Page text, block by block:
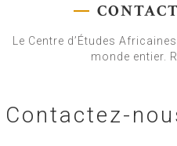
Le Centre d’Études
monde entier.
Contactez-